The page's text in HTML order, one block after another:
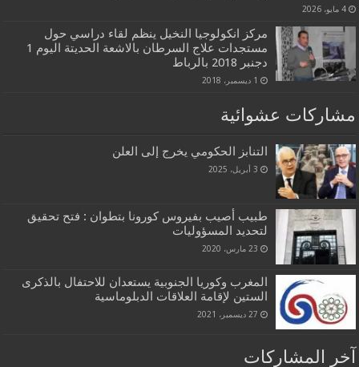
4 مايو، 2026
مركز انكولوجيا النخيل ينظم لقاء دراسي حول
مستجدات علاج السرطان بالاشعة الحديتة اليوم 1
دجنبر 2018 بالرباط
1 ديسمبر، 2018
مشاركات عشوائية
التنابز الحكومي يخرج إلى العلن
3 أبريل، 2025
طبيب أصيب بفيروس كورونا بتطوان : فتح تحقيق
لتحديد المسؤوليات
23 مارس، 2020
المغرب وكوريا الجنوبية يستعدان للاحتفال بالذكرى
الستين لإقامة العلاقات الدبلوماسية
27 ديسمبر، 2021
آخر المشاركات